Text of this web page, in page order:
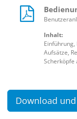
Inhalt:
Einführung,
Aufsätze,
Scherköpfe
Download